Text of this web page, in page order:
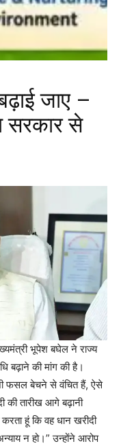
जाए –
सरकार से
भूपेश बघेल ने राज्य
बढ़ाने की मांग की है।
फसल बेचने से वंचित हैं, ऐसे
की तारीख आगे बढ़ानी
हूं कि वह धान खरीदी
न हो।” उन्होंने आरोप